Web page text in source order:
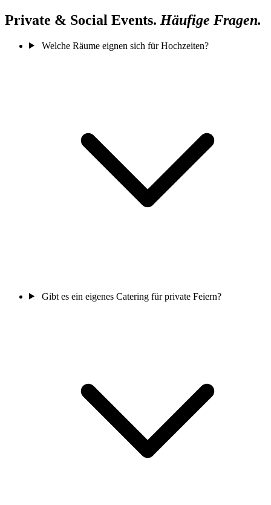
Private & Social Events. Häufige Fragen.
Welche Räume eignen sich für Hochzeiten?
Gibt es ein eigenes Catering für private Feiern?